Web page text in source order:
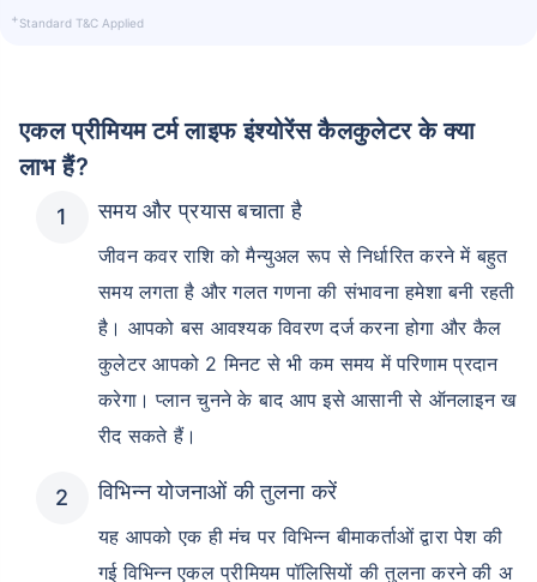
+Standard T&C Applied
एकल प्रीमियम टर्म लाइफ इंश्योरेंस कैलकुलेटर के क्या
लाभ हैं?
समय और प्रयास बचाता है
जीवन कवर राशि को मैन्युअल रूप से निर्धारित करने में बहुत
समय लगता है और गलत गणना की संभावना हमेशा बनी रहती
है। आपको बस आवश्यक विवरण दर्ज करना होगा और कैल
कुलेटर आपको 2 मिनट से भी कम समय में परिणाम प्रदान
करेगा। प्लान चुनने के बाद आप इसे आसानी से ऑनलाइन ख
रीद सकते हैं।
विभिन्न योजनाओं की तुलना करें
यह आपको एक ही मंच पर विभिन्न बीमाकर्ताओं द्वारा पेश की
गई विभिन्न एकल प्रीमियम पॉलिसियों की तुलना करने की अ